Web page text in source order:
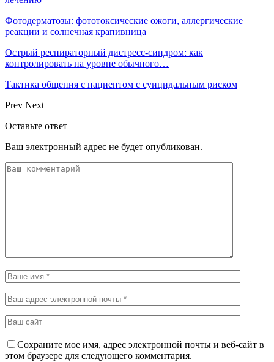
Фотодерматозы: фототоксические ожоги, аллергические
реакции и солнечная крапивница
Острый респираторный дистресс-синдром: как
контролировать на уровне обычного…
Тактика общения с пациентом с суицидальным риском
Prev Next
Оставьте ответ
Ваш электронный адрес не будет опубликован.
Сохраните мое имя, адрес электронной почты и веб-сайт в
этом браузере для следующего комментария.